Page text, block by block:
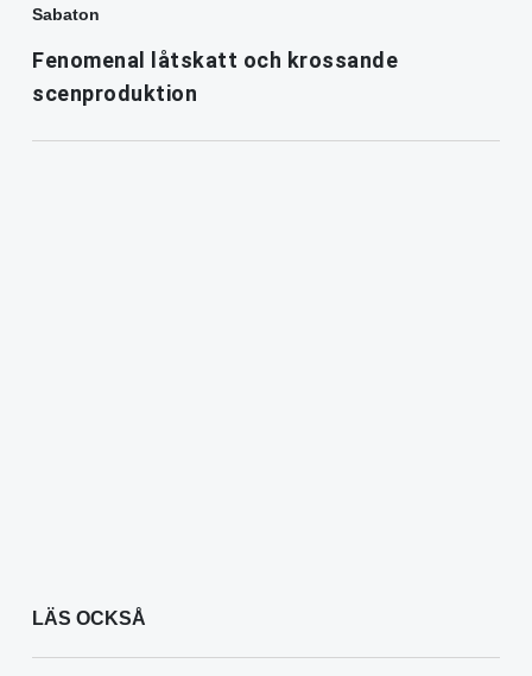
Sabaton
Fenomenal låtskatt och krossande
scenproduktion
LÄS OCKSÅ